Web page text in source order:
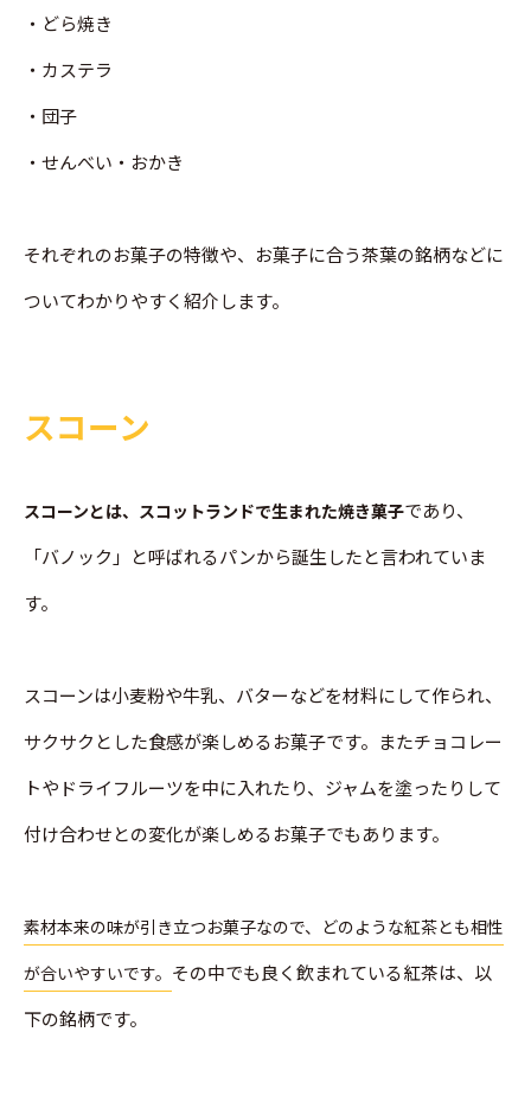
・どら焼き
・カステラ
・団子
・せんべい・おかき
それぞれのお菓子の特徴や、お菓子に合う茶葉の銘柄などに
ついてわかりやすく紹介します。
スコーン
スコーンとは、スコットランドで生まれた焼き菓子であり、
「バノック」と呼ばれるパンから誕生したと言われていま
す。
スコーンは小麦粉や牛乳、バターなどを材料にして作られ、
サクサクとした食感が楽しめるお菓子です。またチョコレー
トやドライフルーツを中に入れたり、ジャムを塗ったりして
付け合わせとの変化が楽しめるお菓子でもあります。
素材本来の味が引き立つお菓子なので、どのような紅茶とも相性
が合いやすいです。 その中でも良く飲まれている紅茶は、以
下の銘柄です。